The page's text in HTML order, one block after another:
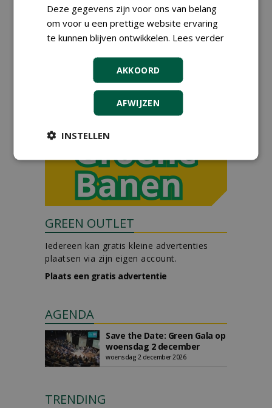
Teamleider Kwekerij &
Ontwikkeling bij Diamant
groep Groen Xtra
30-07-2026
Adviseur openbaar groen,
sportvelden & golfbanen bij
Vos Capelle
27-07-2026, Sprang-Capelle
meer Groene Banen
GREEN OUTLET
Iedereen kan gratis kleine advertenties
plaatsen via zijn eigen account.
Plaats een gratis advertentie
AGENDA
Save the Date: Green Gala op
woensdag 2 december
woensdag 2 december 2026
TRENDING
Deze gegevens zijn voor ons van belang
om voor u een prettige website ervaring
te kunnen blijven ontwikkelen. Lees verder
AKKOORD
AFWIJZEN
INSTELLEN